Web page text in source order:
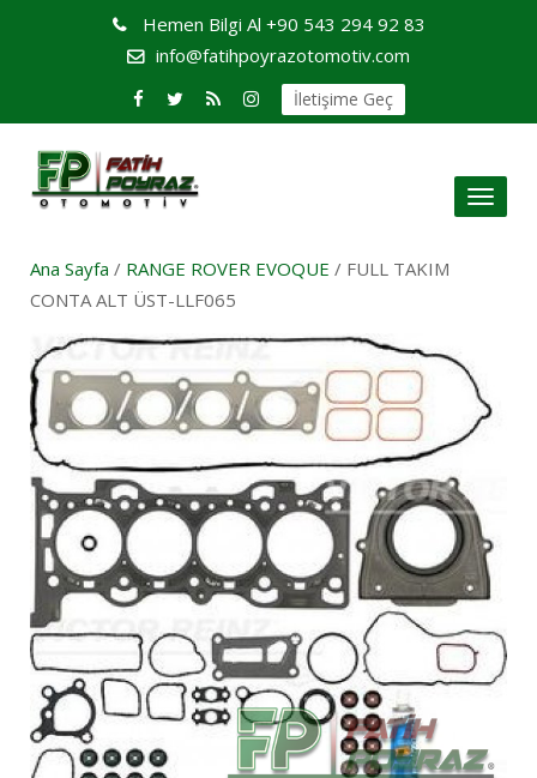
Hemen Bilgi Al +90 543 294 92 83
info@fatihpoyrazotomotiv.com
İletişime Geç
Toggle
Ana Sayfa / RANGE ROVER EVOQUE / FULL TAKIM
CONTA ALT ÜST-LLF065